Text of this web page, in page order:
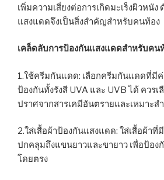
เพิ่มความเสี่ยงต่อการเกิดมะเร็งผิวหนัง
แสงแดดจึงเป็นสิ่งสำคัญสำหรับคนท้อง
เคล็ดลับการป้องกันแสงแดดสำหรับคน
1.ใช้ครีมกันแดด: เลือกครีมกันแดดที่มีค่
ป้องกันทั้งรังสี UVA และ UVB ได้ ควร
ปราศจากสารเคมีอันตรายและเหมาะส
2.ใส่เสื้อผ้าป้องกันแสงแดด: ใส่เสื้อผ้าที่
ปกคลุมถึงแขนยาวและขายาว เพื่อป้อง
โดยตรง